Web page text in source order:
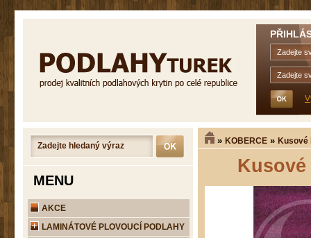
» KOBERCE » Kusové
MENU
AKCE
LAMINÁTOVÉ PLOVOUCÍ PODLAHY